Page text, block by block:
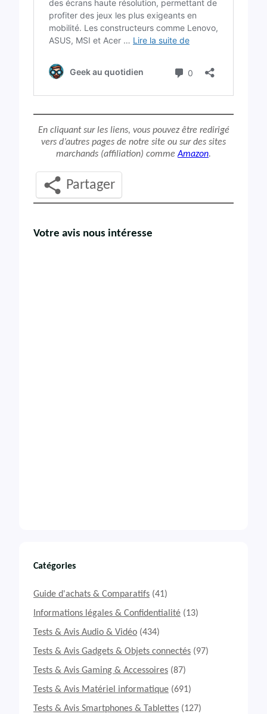
En cliquant sur les liens, vous pouvez être redirigé
vers d’autres pages de notre site ou sur des sites
marchands (affiliation) commeAmazon.
Partager
Votre avis nous intéresse
Catégories
Guide d'achats & Comparatifs (41)
Informations légales & Confidentialité (13)
Tests & Avis Audio & Vidéo (434)
Tests & Avis Gadgets & Objets connectés (97)
Tests & Avis Gaming & Accessoires (87)
Tests & Avis Matériel informatique (691)
Tests & Avis Smartphones & Tablettes (127)